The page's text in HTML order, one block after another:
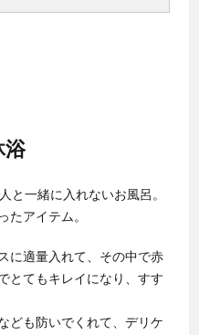
浴
と一緒に入れないお風呂。
たアイテム。
に適量入れて、その中で赤
とてもキレイになり、すす
ども防いでくれて、デリケ